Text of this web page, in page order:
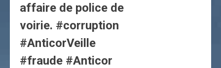
affaire de police de
voirie. #corruption
#AnticorVeille
#fraude #Anticor